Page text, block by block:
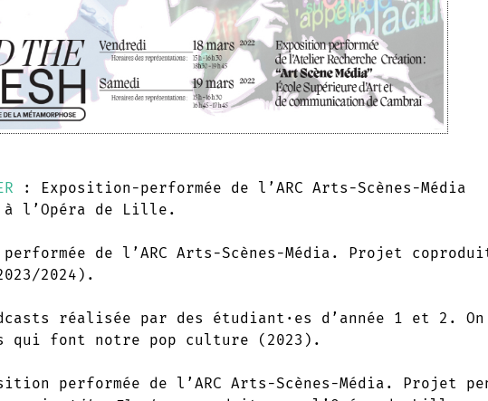
: Exposition-performée de l’ARC Arts-Scènes-Média
à l’Opéra de Lille.
de l’ARC Arts-Scènes-Média. Projet
2024).
réalisée par des étudiant·es d’année 1 et 2.
qui font notre pop culture (2023).
performée de l’ARC Arts-Scènes-Média. Projet